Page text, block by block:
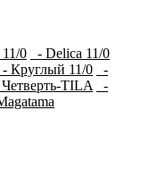
0
- Delica 11/0
- Круглый 11/0
-
TILA
-